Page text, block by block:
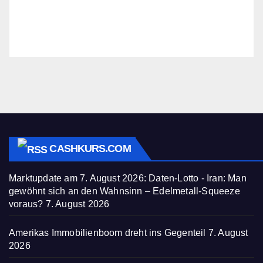
CASHKURS.COM
Marktupdate am 7. August 2026: Daten-Lotto - Iran: Man
gewöhnt sich an den Wahnsinn – Edelmetall-Squeeze
voraus? 7. August 2026
Amerikas Immobilienboom dreht ins Gegenteil 7. August
2026